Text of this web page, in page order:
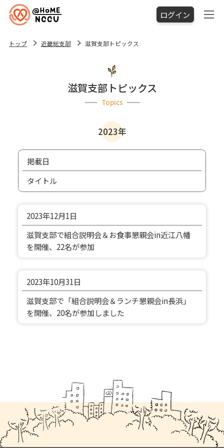
ログイン
トップ 近畿総支部 滋賀支部トピックス
滋賀支部トピックス
Topics
2023年
掲載日
タイトル
2023年12月1日
滋賀支部で組合説明会＆お食事懇親会in近江八幡
を開催、22名が参加
2023年10月31日
滋賀支部で「組合説明会＆ランチ懇親会in長浜」
を開催、20名が参加しました